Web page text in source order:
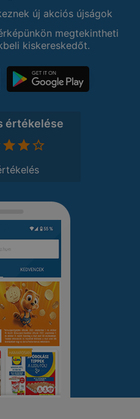
új akciós újságok
megtekintheti
kiskereskedőt.
értékelése